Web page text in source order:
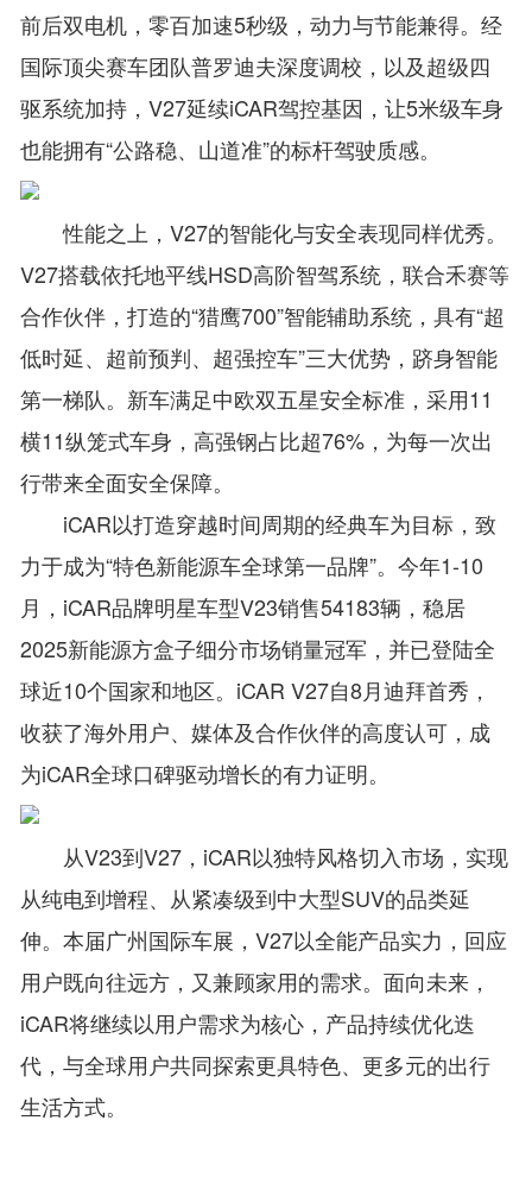
前后双电机，零百加速5秒级，动力与节能兼得。经
国际顶尖赛车团队普罗迪夫深度调校，以及超级四
驱系统加持，V27延续iCAR驾控基因，让5米级车身
也能拥有“公路稳、山道准”的标杆驾驶质感。
性能之上，V27的智能化与安全表现同样优秀。
V27搭载依托地平线HSD高阶智驾系统，联合禾赛等
合作伙伴，打造的“猎鹰700”智能辅助系统，具有“超
低时延、超前预判、超强控车”三大优势，跻身智能
第一梯队。新车满足中欧双五星安全标准，采用11
横11纵笼式车身，高强钢占比超76%，为每一次出
行带来全面安全保障。
iCAR以打造穿越时间周期的经典车为目标，致
力于成为“特色新能源车全球第一品牌”。今年1-10
月，iCAR品牌明星车型V23销售54183辆，稳居
2025新能源方盒子细分市场销量冠军，并已登陆全
球近10个国家和地区。iCAR V27自8月迪拜首秀，
收获了海外用户、媒体及合作伙伴的高度认可，成
为iCAR全球口碑驱动增长的有力证明。
从V23到V27，iCAR以独特风格切入市场，实现
从纯电到增程、从紧凑级到中大型SUV的品类延
伸。本届广州国际车展，V27以全能产品实力，回应
用户既向往远方，又兼顾家用的需求。面向未来，
iCAR将继续以用户需求为核心，产品持续优化迭
代，与全球用户共同探索更具特色、更多元的出行
生活方式。